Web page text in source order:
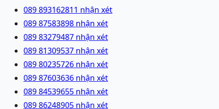
089 893162811 nhận xét
089 87583898 nhận xét
089 83279487 nhận xét
089 81309537 nhận xét
089 80235726 nhận xét
089 87603636 nhận xét
089 84539655 nhận xét
089 86248905 nhận xét